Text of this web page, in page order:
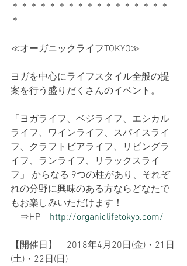
＊＊＊＊＊＊＊＊＊＊＊＊＊＊＊＊＊
＊
≪オーガニックライフTOKYO≫
ヨガを中心にライフスタイル全般の提
案を行う盛りだくさんのイベント。
「ヨガライフ、ベジライフ、エシカル
ライフ、ワインライフ、スパイスライ
フ、クラフトビアライフ、リビングラ
イフ、ランライフ、リラックスライ
フ」 からなる 9つの柱があり、それぞ
れの分野に興味のある方ならどなたで
もお楽しみいただけます！
⇒HP http://organiclifetokyo.com/
【開催日】　2018年4月20日(金)・21日
(土)・22日(日)